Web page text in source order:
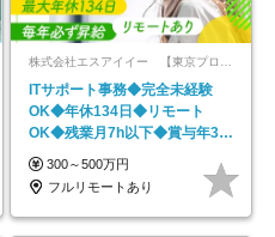
ITサポート事務◆完全未経験
OK◆年休134日◆リモート
OK◆残業月7h以下◆賞与年3回
◆5年目まで必ず昇給
300～500万円
フルリモートあり